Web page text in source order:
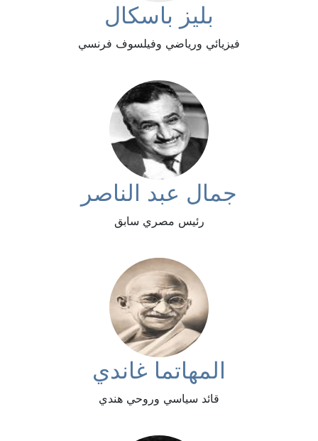
بليز باسكال
فيزيائي ورياضي وفيلسوف فرنسي
جمال عبد الناصر
رئيس مصري سابق
المهاتما غاندي
قائد سياسي وروحي هندي